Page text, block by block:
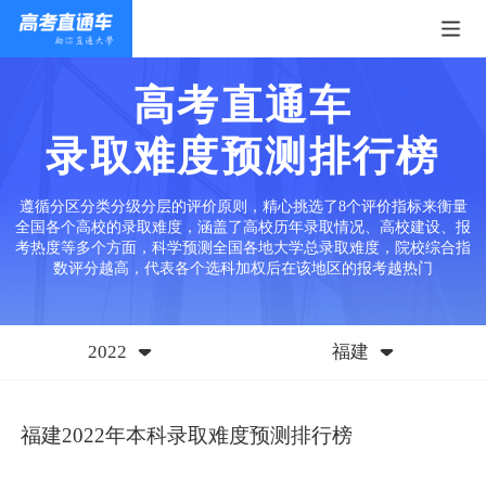
高考直通车
录取难度预测排行榜
遵循分区分类分级分层的评价原则，精心挑选了8个评价指标来衡量
全国各个高校的录取难度，涵盖了高校历年录取情况、高校建设、报
考热度等多个方面，科学预测全国各地大学总录取难度，院校综合指
数评分越高，代表各个选科加权后在该地区的报考越热门
2022 福建
福建2022年本科录取难度预测排行榜